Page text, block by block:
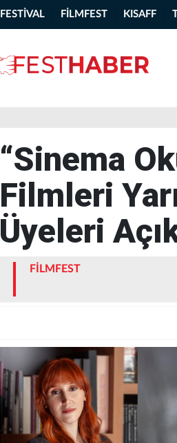
FESTİVAL FİLMFEST KISAFF
“Sinema
Filmleri
Üyeleri
FİLMFEST